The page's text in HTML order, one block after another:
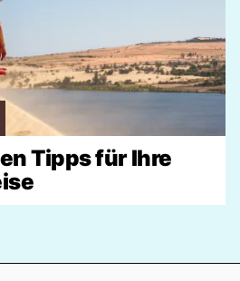
Tipps für Ihre